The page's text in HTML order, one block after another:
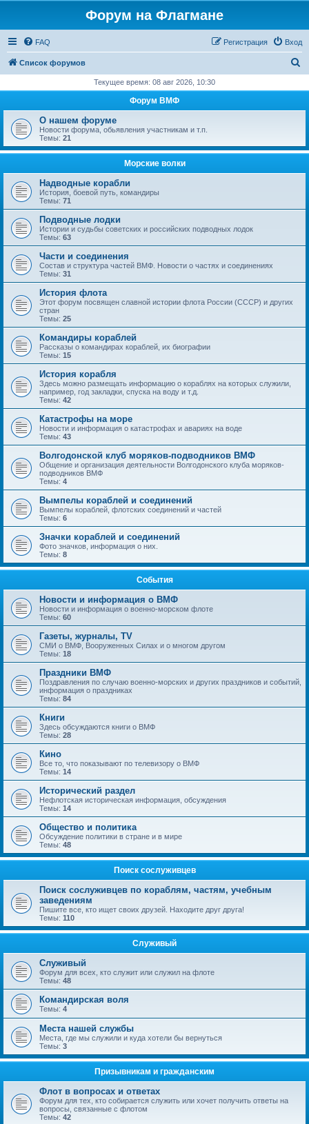
Форум на Флагмане
FAQ Вход
Регистрация
Список форумов
с
Текущее время: 08 авг 2026, 10:30
Форум ВМФ
О нашем форуме
Новости форума, обьявления участникам и т.п.
Темы: 21
Морские волки
Надводные корабли
История, боевой путь, командиры
Темы: 71
Подводные лодки
Истории и судьбы советских и российских подводных лодок
Темы: 63
Части и соединения
Состав и структура частей ВМФ. Новости о частях и соединениях
Темы: 31
История флота
Этот форум посвящен славной истории флота России (СССР) и других
стран
Темы: 25
Командиры кораблей
Рассказы о командирах кораблей, их биографии
Темы: 15
История корабля
Здесь можно размещать информацию о кораблях на которых служили,
например, год закладки, спуска на воду и т.д.
Темы: 42
Катастрофы на море
Новости и информация о катастрофах и авариях на воде
Темы: 43
Волгодонской клуб моряков-подводников ВМФ
Общение и организация деятельности Волгодонского клуба моряков-
подводников ВМФ
Темы: 4
Вымпелы кораблей и соединений
Вымпелы кораблей, флотских соединений и частей
Темы: 6
Значки кораблей и соединений
Фото значков, информация о них.
Темы: 8
События
Новости и информация о ВМФ
Новости и информация о военно-морском флоте
Темы: 60
Газеты, журналы, TV
СМИ о ВМФ, Вооруженных Силах и о многом другом
Темы: 18
Праздники ВМФ
Поздравления по случаю военно-морских и других праздников и событий,
информация о праздниках
Темы: 84
Книги
Здесь обсуждаются книги о ВМФ
Темы: 28
Кино
Все то, что показывают по телевизору о ВМФ
Темы: 14
Исторический раздел
Нефлотская историческая информация, обсуждения
Темы: 14
Общество и политика
Обсуждение политики в стране и в мире
Темы: 48
Поиск сослуживцев
Поиск сослуживцев по кораблям, частям, учебным
заведениям
Пишите все, кто ищет своих друзей. Находите друг друга!
Темы: 110
Служивый
Служивый
Форум для всех, кто служит или служил на флоте
Темы: 48
Командирская воля
Темы: 4
Места нашей службы
Места, где мы служили и куда хотели бы вернуться
Темы: 3
Призывникам и гражданским
Флот в вопросах и ответах
Форум для тех, кто собирается служить или хочет получить ответы на
вопросы, связанные с флотом
Темы: 42